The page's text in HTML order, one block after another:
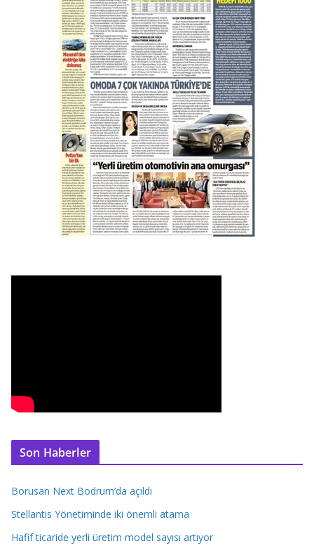
Son Haberler
Borusan Next Bodrum’da açıldı
Stellantis Yönetiminde iki önemli atama
Hafif ticaride yerli üretim model sayısı artıyor